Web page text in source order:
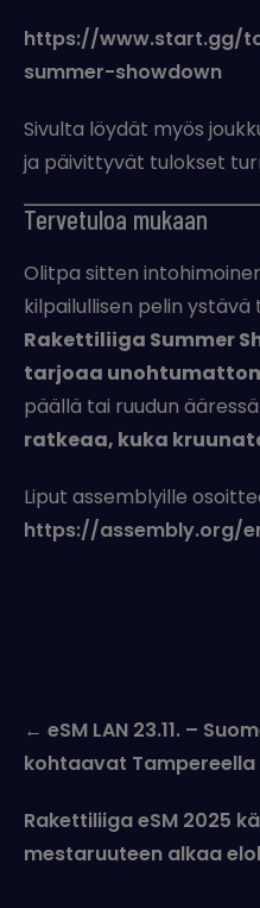
https://www.start.gg/
summer-showdown
Sivulta löydät myös
ja päivittyvät tulokset
Tervetuloa mukaan
Olitpa sitten
kilpailullisen pelin ystävä
Rakettiliiga Summer
tarjoaa
päällä tai ruudun
ratkeaa, kuka
Liput assemblyille
https://assembly.org/
navigation
← eSM LAN 23.11. –
kohtaavat Tampereella
Rakettiliiga eSM 2025
mestaruuteen alkaa